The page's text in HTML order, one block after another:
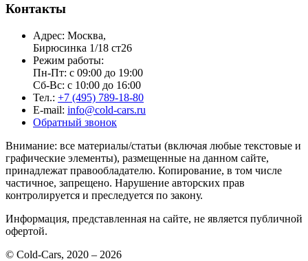
Контакты
Адрес: Москва,
Бирюсинка 1/18 ст26 ​
Режим работы:
Пн-Пт: с 09:00 до 19:00
Сб-Вс: с 10:00 до 16:00
Тел.: +7 (495) 789-18-80
E-mail: info@cold-cars.ru
Обратный звонок
Внимание: все материалы/статьи (включая любые текстовые и
графические элементы), размещенные на данном сайте,
принадлежат правообладателю. Копирование, в том числе
частичное, запрещено. Нарушение авторских прав
контролируется и преследуется по закону.
Информация, представленная на сайте, не является публичной
офертой.
© Cold-Cars, 2020 – 2026